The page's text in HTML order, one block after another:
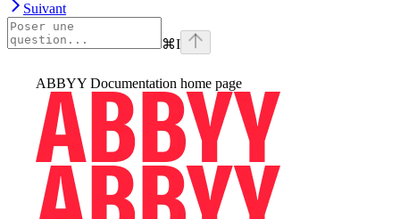
Suivant
⌘I
ABBYY Documentation home page